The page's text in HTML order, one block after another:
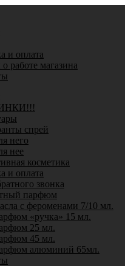
и оплата
работе магазина
спрей
него
нее
косметика
и оплата
звонка
парфюм
с фероменами 7/10 мл.
«ручка» 15 мл.
25 мл.
45 мл.
алюминий 65мл.